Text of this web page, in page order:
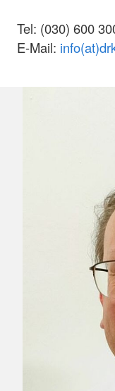
Tel: (030) 600
E-Mail: